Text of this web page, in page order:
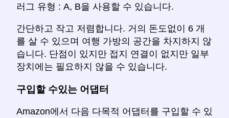
러그 유형 : A, B을 사용할 수 있습니다.
간단하고 작고 저렴합니다. 거의 돈도없이 6 개
를 살 수 있으며 여행 가방의 공간을 차지하지 않
습니다. 단점이 있지만 접지 연결이 없지만 일부
장치에는 필요하지 않을 수 있습니다.
구입할 수있는 어댑터
Amazon에서 다음 다목적 어댑터를 구입할 수 있